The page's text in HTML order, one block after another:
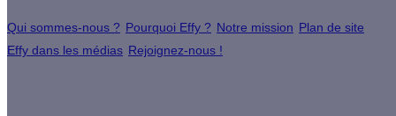
Qui sommes-nous ? Pourquoi Effy ? Notre mission Plan de site
Effy dans les médias Rejoignez-nous !